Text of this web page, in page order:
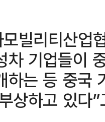
빌리티산업
차 기업들이
하는 등 중국
상하고 있다